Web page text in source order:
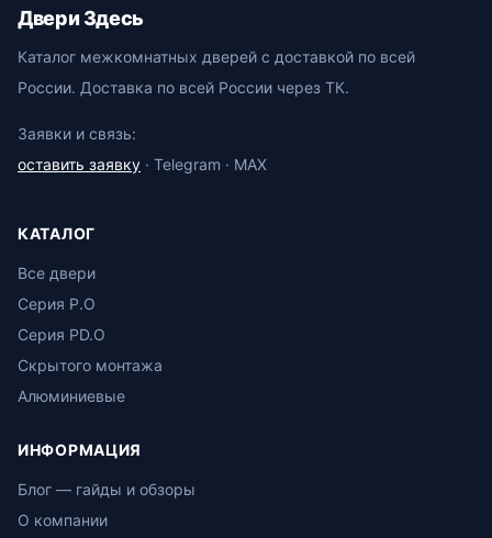
Двери Здесь
Каталог межкомнатных дверей с доставкой по всей
России. Доставка по всей России через ТК.
Заявки и связь:
оставить заявку · Telegram · MAX
КАТАЛОГ
Все двери
Серия P.O
Серия PD.O
Скрытого монтажа
Алюминиевые
ИНФОРМАЦИЯ
Блог — гайды и обзоры
О компании